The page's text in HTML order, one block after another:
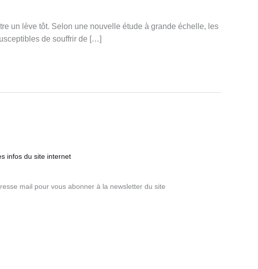
un lève tôt. Selon une nouvelle étude à grande échelle, les
de souffrir de […]
infos du site internet
mail pour vous abonner à la newsletter du site